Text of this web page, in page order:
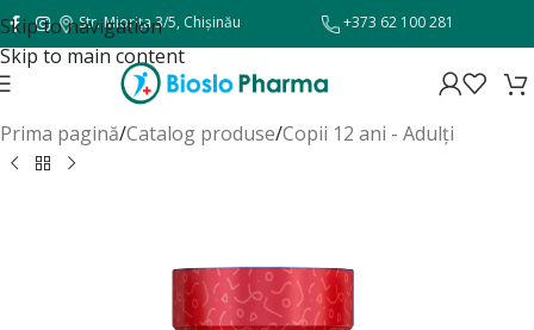
Skip to navigation
Skip to main content
Str. Miorița 3/5, Chișinău +373 62 100 281
Prima pagină/Catalog produse/Copii 12 ani - Adulți